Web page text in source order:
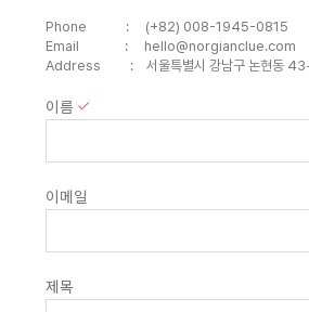
Phone : (+82) 008-1945-0815
Email : hello@norgianclue.com
Address : 서울특별시 강남구 논현동 43-
이름
이메일
제목